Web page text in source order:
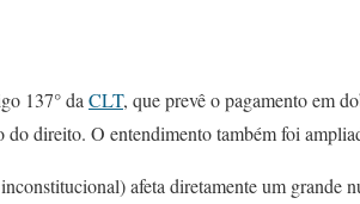
137° da CLT, que prevê o pagamento em
do direito. O entendimento também foi
afeta diretamente um grande